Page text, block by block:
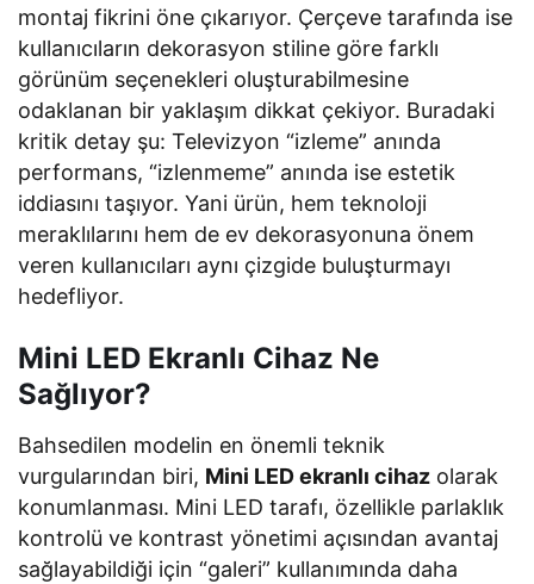
montaj fikrini öne çıkarıyor. Çerçeve tarafında ise
kullanıcıların dekorasyon stiline göre farklı
görünüm seçenekleri oluşturabilmesine
odaklanan bir yaklaşım dikkat çekiyor. Buradaki
kritik detay şu: Televizyon “izleme” anında
performans, “izlenmeme” anında ise estetik
iddiasını taşıyor. Yani ürün, hem teknoloji
meraklılarını hem de ev dekorasyonuna önem
veren kullanıcıları aynı çizgide buluşturmayı
hedefliyor.
Mini LED Ekranlı Cihaz Ne
Sağlıyor?
Bahsedilen modelin en önemli teknik
vurgularından biri, Mini LED ekranlı cihaz olarak
konumlanması. Mini LED tarafı, özellikle parlaklık
kontrolü ve kontrast yönetimi açısından avantaj
sağlayabildiği için “galeri” kullanımında daha